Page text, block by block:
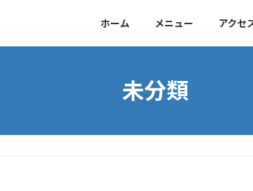
ホーム メニュー アクセ
未分類